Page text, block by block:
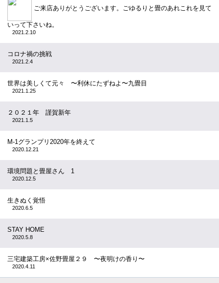
ご来店ありがとうございます。ごゆるりと畳のあれこれを見て
いって下さいね。
2021.2.10
コロナ禍の挑戦
2021.2.4
世界は美しくて元々 〜利休にたずねよ〜九畳目
2021.1.25
２０２１年 謹賀新年
2021.1.5
M-1グランプリ2020年を終えて
2020.12.21
環境問題と畳屋さん 1
2020.12.5
生きぬく覚悟
2020.6.5
STAY HOME
2020.5.8
三宅建築工房×佐野畳屋２９ 〜夜明けの香り〜
2020.4.11